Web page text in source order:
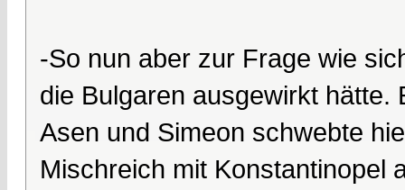
-So nun aber zur Frage wie
die Bulgaren ausgewirkt
Asen und Simeon schwebte
Mischreich mit Konstantinopel